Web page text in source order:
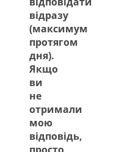
відразу
(максимум
протягом
дня).
Якщо
ви
не
отримали
мою
відповідь,